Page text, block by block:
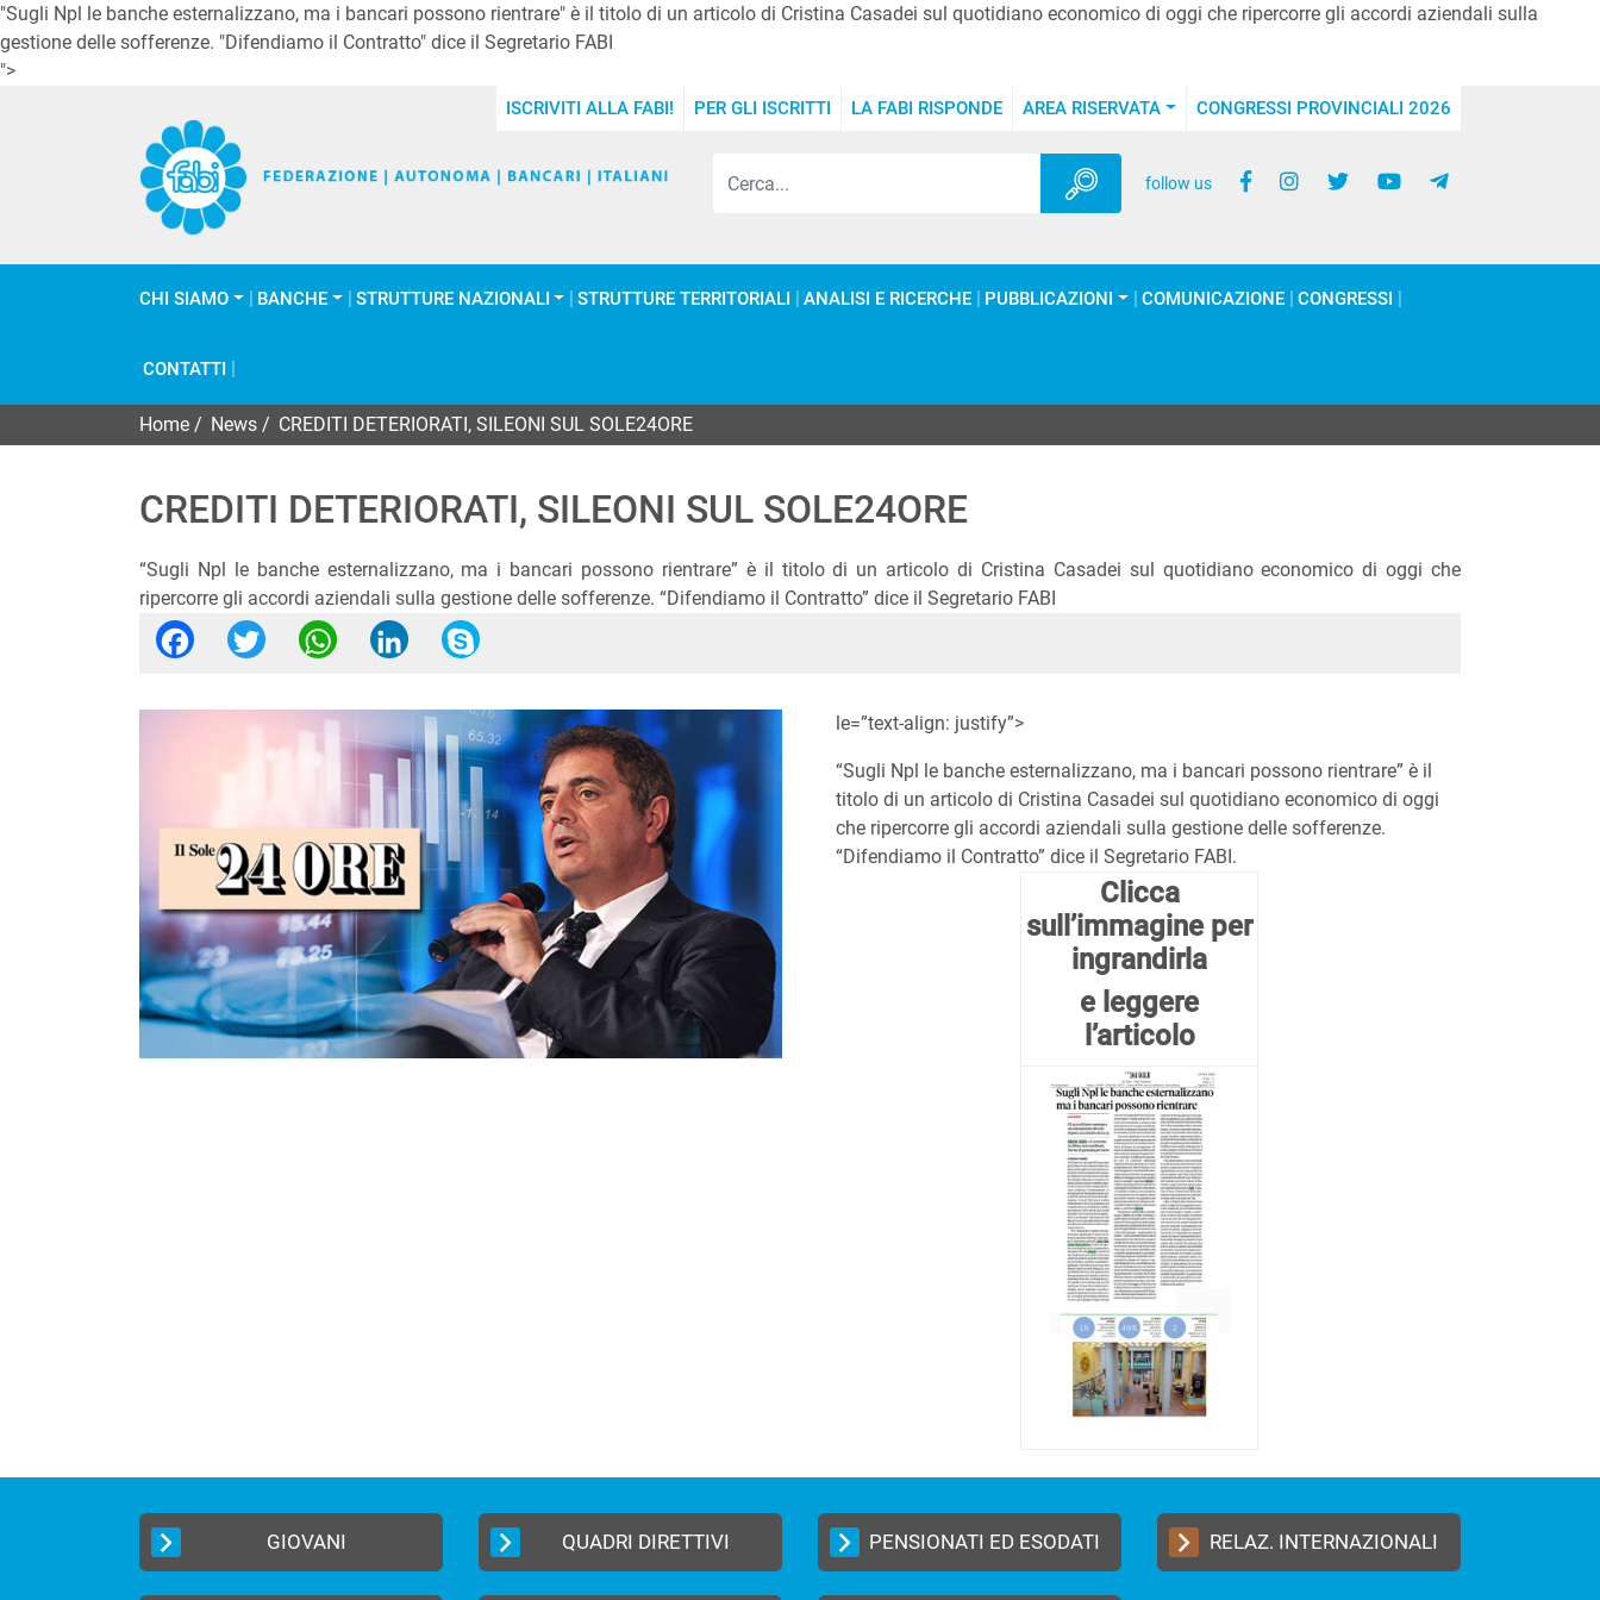
"Sugli Npl le banche esternalizzano, ma i bancari possono rientrare" è il titolo di un articolo di Cristina Casadei sul quotidiano economico di oggi che ripercorre gli accordi aziendali sulla
gestione delle sofferenze. "Difendiamo il Contratto" dice il Segretario FABI
">
ISCRIVITI ALLA FABI! PER GLI ISCRITTI LA FABI RISPONDE AREA RISERVATA CONGRESSI PROVINCIALI 2026
follow us
CHI SIAMO BANCHE STRUTTURE NAZIONALI STRUTTURE TERRITORIALI ANALISI E RICERCHE PUBBLICAZIONI COMUNICAZIONE CONGRESSI
CONTATTI
Home News CREDITI DETERIORATI, SILEONI SUL SOLE24ORE
CREDITI DETERIORATI, SILEONI SUL SOLE24ORE
“Sugli Npl le banche esternalizzano, ma i bancari possono rientrare” è il titolo di un articolo di Cristina Casadei sul quotidiano economico di oggi che
ripercorre gli accordi aziendali sulla gestione delle sofferenze. “Difendiamo il Contratto” dice il Segretario FABI
FacebookTwitterWhatsApp
LinkedIn
le=”text-align: justify”>
“Sugli Npl le banche esternalizzano, ma i bancari possono rientrare” è il
titolo di un articolo di Cristina Casadei sul quotidiano economico di oggi
che ripercorre gli accordi aziendali sulla gestione delle sofferenze.
“Difendiamo il Contratto” dice il Segretario FABI.
Clicca
sull’immagine per
ingrandirla
e leggere
l’articolo
GIOVANI QUADRI DIRETTIVI PENSIONATI ED ESODATI RELAZ. INTERNAZIONALI